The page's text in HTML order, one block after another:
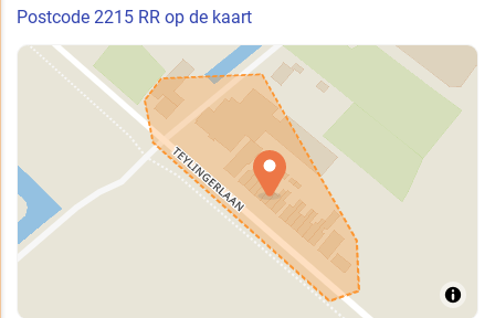
Postcode 2215 RR op de kaart